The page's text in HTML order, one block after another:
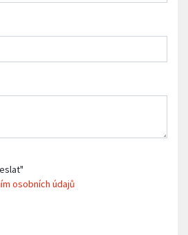
osobních údajů